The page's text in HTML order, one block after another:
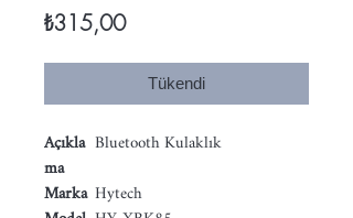
₺315,00Fiyat
Tükendi
Açıkla
ma
Bluetooth Kulaklık
Marka Hytech